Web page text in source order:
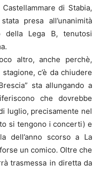
di Stabia,
presa all’unanimità
della Lega B, tenutosi
altro, anche perchè,
c’è da chiudere
sta allungando a
che dovrebbe
luglio, precisamente nel
si tengono i concerti) e
dell’anno scorso a La
un comico. Oltre che
trasmessa in diretta da